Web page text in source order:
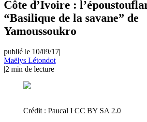
Côte d’Ivoire :
“Basilique de la savane” de
Yamoussoukro
publié le 10/09/17|
Maëlys Létondot
|2 min de lecture
Crédit : Paucal I CC BY SA 2.0